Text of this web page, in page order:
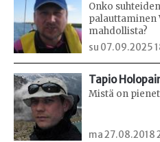
Onko suhteiden
palauttaminen
mahdollista?
su 07.09.2025
Tapio
Mistä on
ma 27.08.2018